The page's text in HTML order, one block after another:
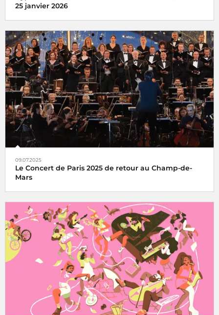
25 janvier 2026
l'Hyper Weekend Festival vous donne rendez-vous à la
Maison de la Radio et de la Musique les 23, 24 et 25 janvier
2026
09.07.2025
Le Concert de Paris 2025 de retour au Champ-de-
Mars
Le Concert de Paris du 14 juillet revient au pied de la Tour
Eiffel toujours en direct sur France Inter, France 2 et dans
le monde entier